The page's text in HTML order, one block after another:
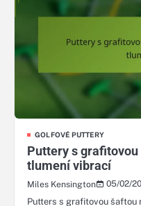
GOLFOVÉ PUTTERY
Puttery s
tlumení vibrací
Miles Kensington
05/02/
Putters s grafitovou šaftou